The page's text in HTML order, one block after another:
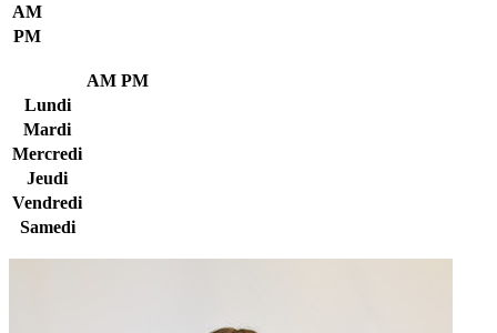
AM
PM
AM PM
Lundi
Mardi
Mercredi
Jeudi
Vendredi
Samedi